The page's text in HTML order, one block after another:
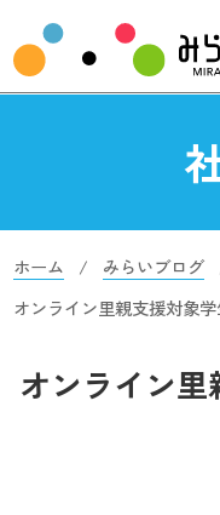
ホーム みらいブログ
オンライン里親支援対象
オンライン